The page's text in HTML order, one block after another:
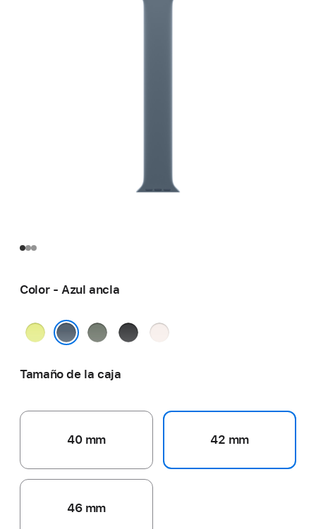
Color - Azul ancla
Amarillo
Gris
NegroRosa
Tamaño de la caja
40 mm 42 mm
46 mm